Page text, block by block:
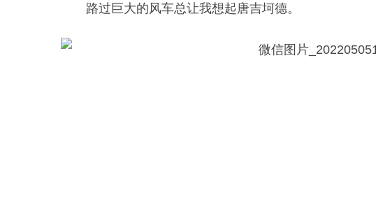
路过巨大的风车总让我想起唐吉坷德。